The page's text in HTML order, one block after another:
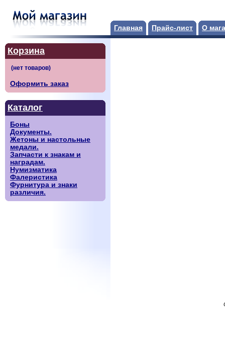
Главная Прайс-лист О
Корзина
Оформить заказ
Каталог
Боны
Документы.
Жетоны и настольные
медали.
Запчасти к знакам и
наградам.
Нумизматика
Фалеристика
Фурнитура и знаки
различия.